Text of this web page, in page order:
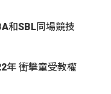
和SBL同場競技
年 衝擊童受教權